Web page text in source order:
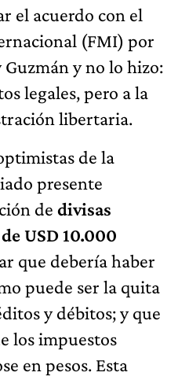
el acuerdo con el
(FMI) por
y no lo hizo:
legales, pero a la
libertaria.
de la
presente
de divisas
USD 10.000
que debería haber
puede ser la quita
y débitos; y que
los impuestos
en pesos. Esta